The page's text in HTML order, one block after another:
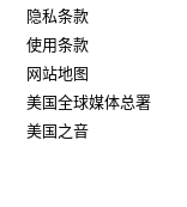
隐私条款
使用条款
网站地图
美国全球媒体总署
美国之音